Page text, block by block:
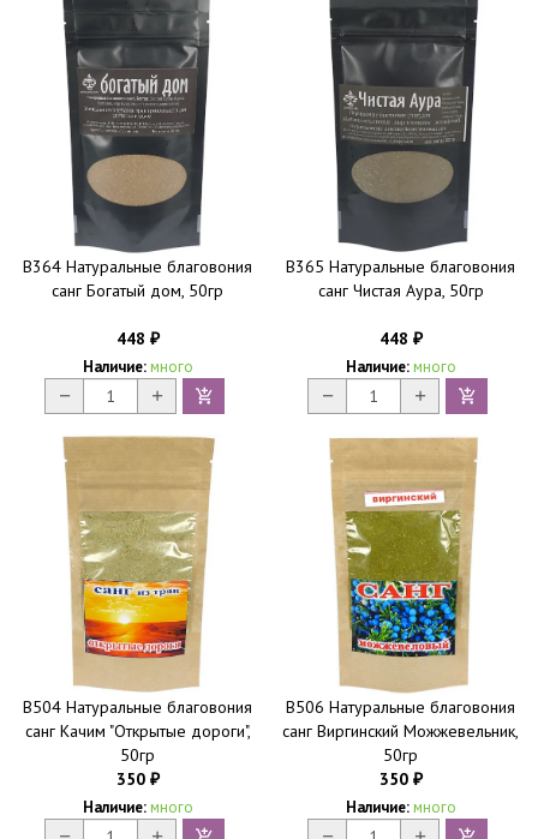
B364 Натуральные благовония
санг Богатый дом, 50гр
448 ₽
Наличие: много
B365 Натуральные благовония
санг Чистая Аура, 50гр
448 ₽
Наличие: много
B504 Натуральные благовония
санг Качим "Открытые дороги",
50гр
350 ₽
Наличие: много
B506 Натуральные благовония
санг Виргинский Можжевельник,
50гр
350 ₽
Наличие: много